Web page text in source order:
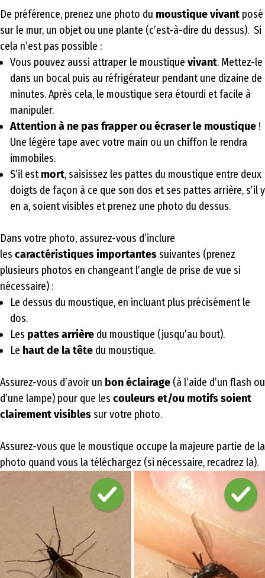
De préférence, prenez une photo du moustique vivant posé
sur le mur, un objet ou une plante (c’est-à-dire du dessus). Si
cela n’est pas possible :
Vous pouvez aussi attraper le moustique vivant. Mettez-le
dans un bocal puis au réfrigérateur pendant une dizaine de
minutes. Après cela, le moustique sera étourdi et facile à
manipuler.
Attention à ne pas frapper ou écraser le moustique !
Une légère tape avec votre main ou un chiffon le rendra
immobiles.
S’il estmort, saisissez les pattes du moustique entre deux
doigts de façon à ce que son dos et ses pattes arrière, s’il y
en a, soient visibles et prenez une photo du dessus.
Dans votre photo, assurez-vous d’inclure
les caractéristiques importantessuivantes (prenez
plusieurs photos en changeant l’angle de prise de vue si
nécessaire) :
Le dessus du moustique, en incluant plus précisément le
dos.
Les pattes arrière du moustique (jusqu’au bout).
Le haut de la tête du moustique.
Assurez-vous d’avoir un bon éclairage (à l’aide d’un flash ou
d’une lampe) pour que les couleurs et/ou motifs soient
clairement visiblessur votre photo.
Assurez-vous que le moustique occupe la majeure partie de la
photo quand vous la téléchargez (si nécessaire, recadrez la).